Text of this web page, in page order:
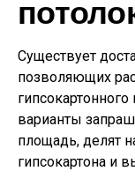
Существует
позволяющих
варианты
площадь, делят
гипсокартона и